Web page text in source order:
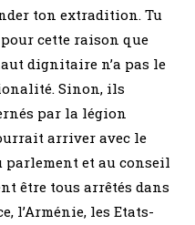
ton extradition. Tu
pour cette raison que
dignitaire n’a pas le
Sinon, ils
par la légion
arriver avec le
parlement et au conseil
être tous arrêtés dans
l’Arménie, les Etats-